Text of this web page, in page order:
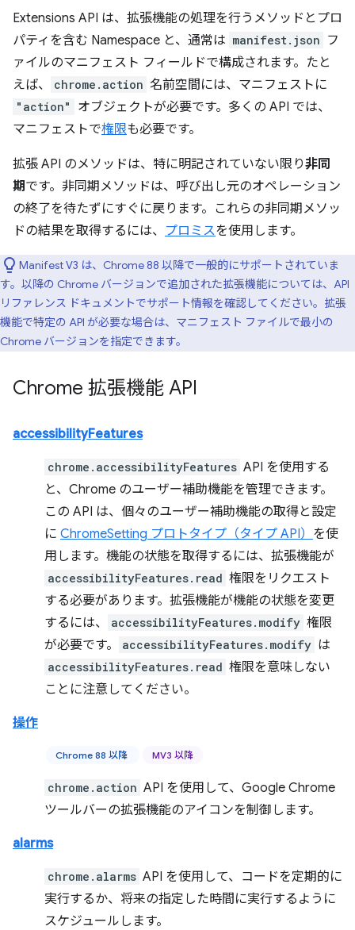
Extensions API は、拡張機能の処理を行うメソッドとプロ
パティを含む Namespace と、通常は manifest.json フ
ァイルのマニフェスト フィールドで構成されます。たと
えば、
chrome.action 名前空間には、マニフェストに
"action"
オブジェクトが必要です。多くの API では、
マニフェストで権限も必要です。
拡張 API のメソッドは、特に明記されていない限り非同
期です。非同期メソッドは、呼び出し元のオペレーション
の終了を待たずにすぐに戻ります。これらの非同期メソッ
ドの結果を取得するには、 プロミスを使用します。
Manifest V3 は、Chrome 88 以降で一般的にサポートされていま
す。以降の Chrome バージョンで追加された拡張機能については、API
リファレンス ドキュメントでサポート情報を確認してください。拡張
機能で特定の API が必要な場合は、マニフェスト ファイルで最小の
Chrome バージョンを指定できます。
Chrome 拡張機能 API
accessibilityFeatures
chrome.accessibilityFeatures API を使用する
と、Chrome のユーザー補助機能を管理できます。
この API は、個々のユーザー補助機能の取得と設定
に ChromeSetting プロトタイプ（タイプ API） を使
用します。機能の状態を取得するには、拡張機能が
accessibilityFeatures.read 権限をリクエスト
する必要があります。拡張機能が機能の状態を変更
するには、
accessibilityFeatures.modify 権限
が必要です。
accessibilityFeatures.modify は
accessibilityFeatures.read 権限を意味しない
ことに注意してください。
操作
Chrome 88 以降 MV3 以降
chrome.action API を使用して、Google Chrome
ツールバーの拡張機能のアイコンを制御します。
alarms
chrome.alarms API を使用して、コードを定期的に
実行するか、将来の指定した時間に実行するように
スケジュールします。